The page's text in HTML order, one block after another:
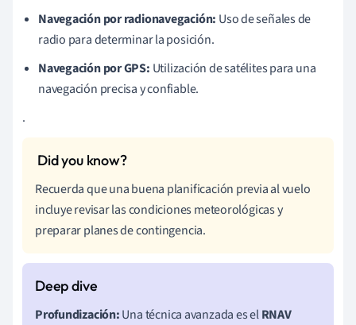
Navegación por radionavegación: Uso de señales de
radio para determinar la posición.
Navegación por GPS: Utilización de satélites para una
navegación precisa y confiable.
.
Recuerda que una buena planificación previa al vuelo
incluye revisar las condiciones meteorológicas y
preparar planes de contingencia.
Profundización:Una técnica avanzada es elRNAV